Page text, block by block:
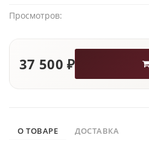
Просмотров:
37 500 ₽
О ТОВАРЕ ДОСТАВКА